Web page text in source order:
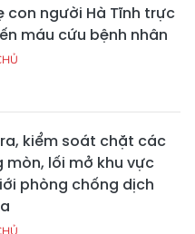
con người Hà Tĩnh trực
máu cứu bệnh nhân
kiểm soát chặt các
mòn, lối mở khu vực
phòng chống dịch